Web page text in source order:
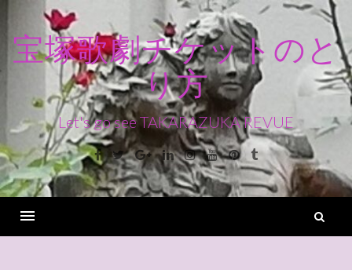
ン
ス
キ
ッ
宝塚歌劇チケットのと
り方
Let's go see TAKARAZUKA REVUE
Facebook
TwitterGoogle+LinkedinInstagram
YoutubePinterest
Tumblr